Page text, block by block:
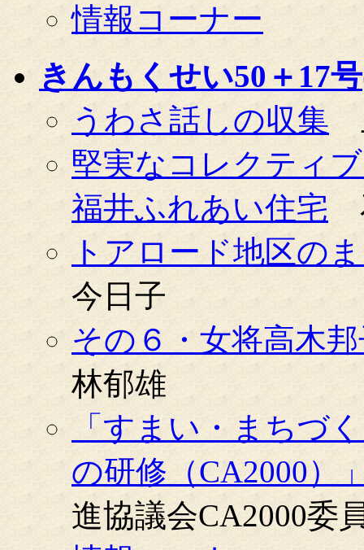
情報コーナー
きんもくせい50＋17
うわさ話しの収集
堅実なコレクティ
福井ふれあい住宅
トアロード地区の
今日子
その６・女将高木
林郁雄
「すまい・まちづ
の研修（CA2000）
進協議会CA2000委